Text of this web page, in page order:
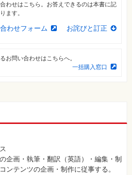
わせはこちら。お答えできるのは本書に記
ます。
わせフォーム お詫びと訂正
お問い合わせはこちらへ。
一括購入窓口
企画・執筆・翻訳（英語）・編集・制
ンテンツの企画・制作に従事する。